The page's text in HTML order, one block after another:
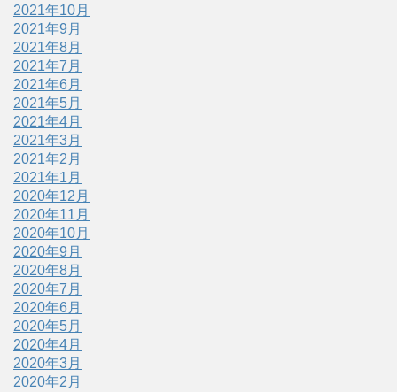
2021年10月
2021年9月
2021年8月
2021年7月
2021年6月
2021年5月
2021年4月
2021年3月
2021年2月
2021年1月
2020年12月
2020年11月
2020年10月
2020年9月
2020年8月
2020年7月
2020年6月
2020年5月
2020年4月
2020年3月
2020年2月